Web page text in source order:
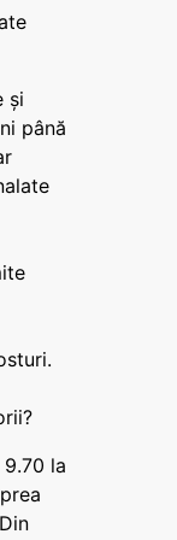
și
până
la